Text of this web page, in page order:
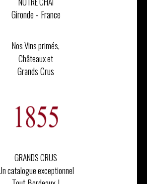
Gironde - France
Nos Vins primés,
Châteaux et
Grands Crus
GRANDS CRUS
catalogue exceptionnel